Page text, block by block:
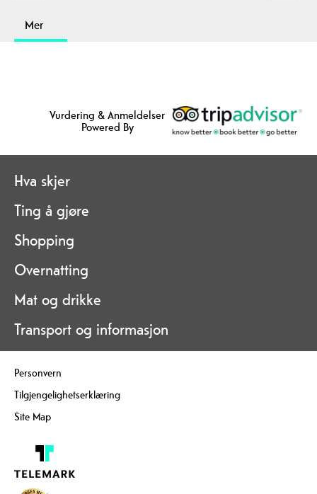
Mer
Vurdering & Anmeldelser
Powered By
Hva skjer
Ting å gjøre
Shopping
Overnatting
Mat og drikke
Transport og informasjon
Personvern
Tilgjengelighetserklæring
Site Map